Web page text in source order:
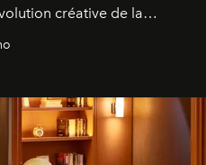
créative de la